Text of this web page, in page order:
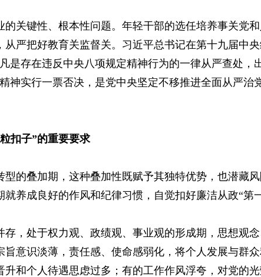
关键性、根本性问题。年轻干部的选任培养事关党
严把好教育关监督关。习近平总书记在第十九届中
是存在违反中央八项规定精神行为的一律从严查处，
神实行一票否决，是党中央坚定不移推进全面从严治
扣子”的重要要求
的叠加期，这种叠加性既赋予其独特优势，也潜藏
养成良好的作风和纪律习惯，自觉扣好廉洁从政“第
，处于权力观、政绩观、事业观的形成期，思想观
意识淡薄，责任感、使命感弱化，将个人发展与群
和个人待遇思虑过多；有的工作作风浮夸，对党的